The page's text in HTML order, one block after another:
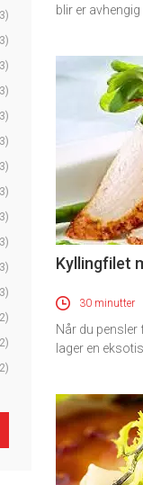
blir er
Kyllingfilet
30 minutter
Når du pensler
lager en